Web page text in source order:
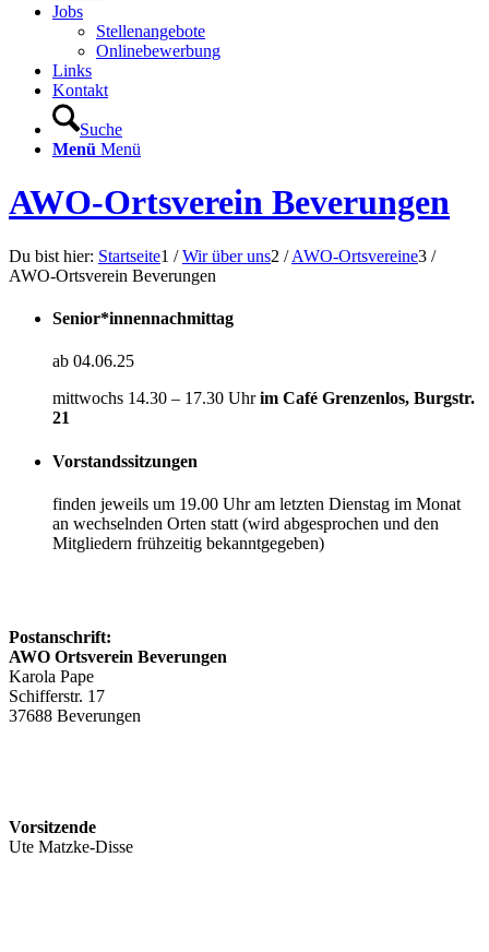
Jobs
Stellenangebote
Onlinebewerbung
Links
Kontakt
Suche
Menü Menü
AWO-Ortsverein Beverungen
Du bist hier: Startseite1 / Wir über uns2 / AWO-Ortsvereine3 /
AWO-Ortsverein Beverungen
Senior*innennachmittag
ab 04.06.25
mittwochs 14.30 – 17.30 Uhrim Café Grenzenlos, Burgstr.
21
Vorstandssitzungen
finden jeweils um 19.00 Uhr am letzten Dienstag im Monat
an wechselnden Orten statt (wird abgesprochen und den
Mitgliedern frühzeitig bekanntgegeben)
Postanschrift:
AWO Ortsverein Beverungen
Karola Pape
Schifferstr. 17
37688 Beverungen
Vorsitzende
Ute Matzke-Disse